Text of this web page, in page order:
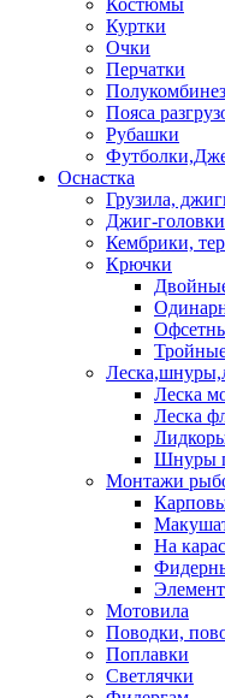
Костюмы
Куртки
Очки
Перчатки
Пояса
Рубашки
Оснастка
Грузила,
Джиг-головки
Кембрики,
Крючки
Леска
Леска
Шнуры
Монтажи
На
Мотовила
Поводки,
Поплавки
Светлячки